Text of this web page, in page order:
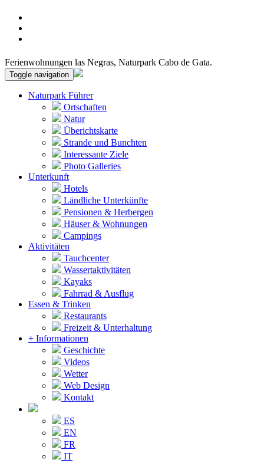
Ferienwohnungen las Negras, Naturpark Cabo de Gata.
Toggle navigation
Naturpark Führer
Ortschaften
Natur
Überichtskarte
Strande und Bunchten
Interessante Ziele
Photo Galleries
Unterkunft
Hotels
Ländliche Unterkünfte
Pensionen & Herbergen
Häuser & Wohnungen
Campings
Aktivitäten
Tauchcenter
Wassertaktivitäten
Kayaks
Fahrrad & Ausflug
Essen & Trinken
Restaurants
Freizeit & Unterhaltung
+ Informationen
Geschichte
Videos
Wetter
Web Design
Kontakt
ES
EN
FR
IT